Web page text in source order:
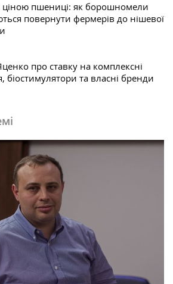
ціною пшениці: як борошномели
повернути фермерів до нішевої
про ставку на комплексні
біостимулятори та власні бренди